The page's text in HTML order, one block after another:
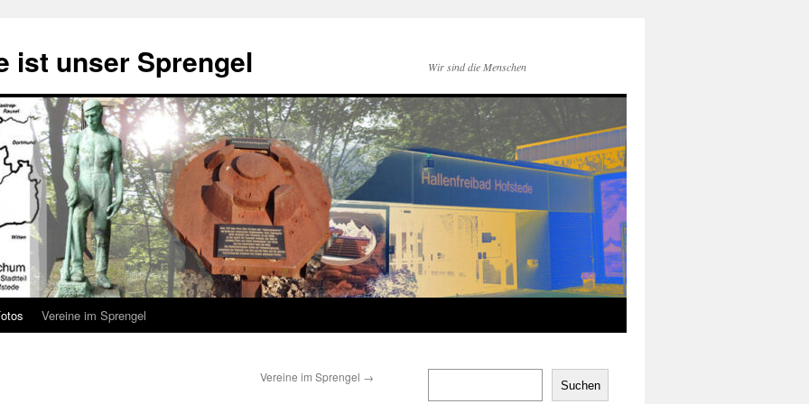
ist unser Sprengel Wir sind die Menschen
Vereine im Sprengel
Vereine im Sprengel →
Suchen